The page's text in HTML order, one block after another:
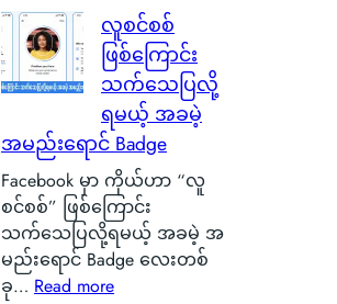
မြို့
ရဲ့
ကေ
း
က
င်
ပေ
ါ်
မှ
i
l
i
c
n
C
a
r
b
o
လူစင်စစ်
ဖြစ်ကြောင်း
သက်သေပြလို့
ရမယ့် အခမဲ့
အမည်းရောင် Badge
Facebook မှာ ကိုယ်ဟာ “လူ
စင်စစ်” ဖြစ်ကြောင်း
သက်သေပြလို့ရမယ့် အခမဲ့ အ
မည်းရောင် Badge လေးတစ်
ခု… Read more: